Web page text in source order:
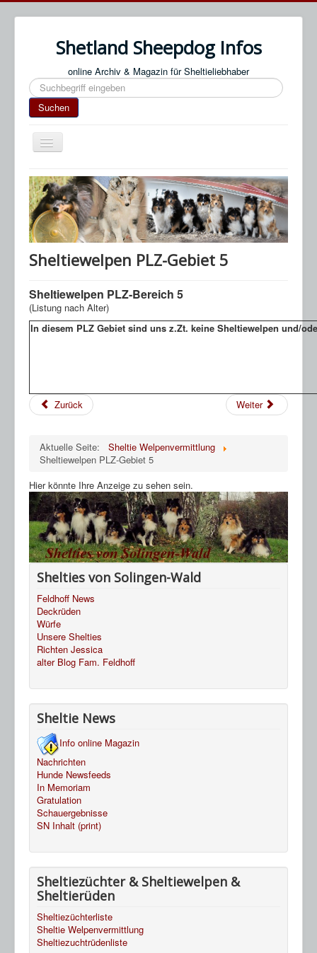
Shetland Sheepdog Infos
online Archiv & Magazin für Sheltieliebhaber
Suchen
Suchen
Navigation
an/aus
Start
Impressum / Datenschutz
An- & Abmeldung
SN Blog
HP Ahnentafeln
Sheltiewelpen PLZ-Gebiet 5
Sheltiewelpen PLZ-Bereich 5
(Listung nach Alter)
In diesem PLZ Gebiet sind uns z.Zt. keine Sheltiewelpen und/
Zurück Weiter
Aktuelle Seite:
Sheltie Welpenvermittlung
Sheltiewelpen PLZ-Gebiet 5
Hier könnte Ihre Anzeige zu sehen sein.
Shelties von Solingen-Wald
Feldhoff News
Deckrüden
Würfe
Unsere Shelties
Richten Jessica
alter Blog Fam. Feldhoff
Sheltie News
Info online Magazin
Nachrichten
Hunde Newsfeeds
In Memoriam
Gratulation
Schauergebnisse
SN Inhalt (print)
Sheltiezüchter & Sheltiewelpen &
Sheltierüden
Sheltiezüchterliste
Sheltie Welpenvermittlung
Sheltiezuchtrüdenliste